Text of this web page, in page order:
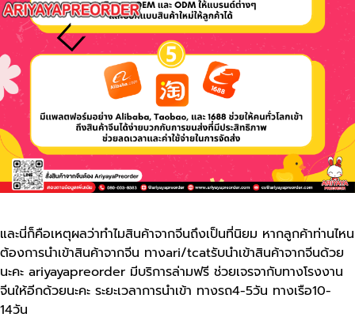
และนี่ก็คือเหตุผลว่าทำไมสินค้าจากจีนถึงเป็นที่นิยม หากลูกค้าท่านไหน
ต้องการนำเข้าสินค้าจากจีน ทางari/tcatรับนำเข้าสินค้าจากจีนด้วย
นะคะ ariyayapreorder มีบริการล่ามฟรี ช่วยเจรจากับทางโรงงาน
จีนให้อีกด้วยนะคะ ระยะเวลาการนำเข้า ทางรถ4-5วัน ทางเรือ10-
14วัน